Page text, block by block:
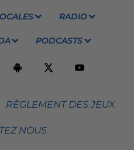
RADIO
PODCASTS
RÈGLEMENT DES JEUX
NOUS